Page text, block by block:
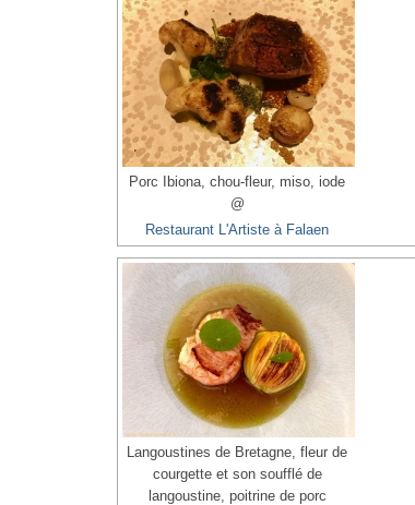
Porc Ibiona, chou-fleur, miso, iode
@
Restaurant L'Artiste à Falaen
Langoustines de Bretagne, fleur de
courgette et son soufflé de
langoustine, poitrine de porc